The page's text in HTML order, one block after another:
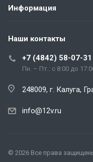
Информация
Наши контакты
+7 (4842) 58-07-31
Пн. – Пт.: с 8:00 до
248009, г. Калуга,
info@12v.ru
© 2026 Все права